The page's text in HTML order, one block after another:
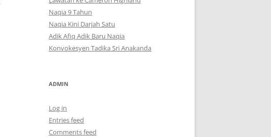
Naqia 9 Tahun
Naqia Kini Darjah Satu
Adik Afiq Adik Baru Naqia
Konvokesyen Tadika Sri Anakanda
ADMIN
Log in
Entries feed
Comments feed